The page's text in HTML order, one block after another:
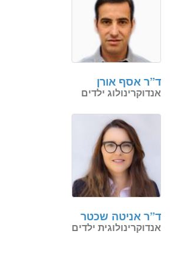
ד”ר אסף אורן
אנדוקרינולוג ילדים
ד”ר אניטה שכטר
אנדוקרינולוגית ילדים